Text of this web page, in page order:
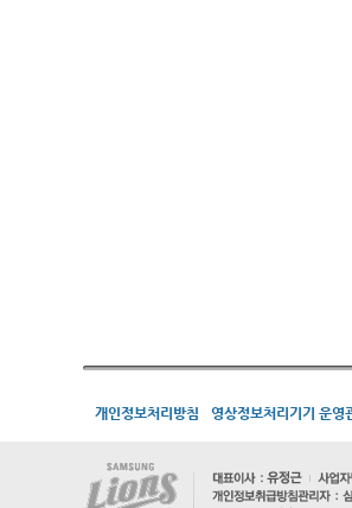
개인정보처리방침 영상정보처리기기 운영